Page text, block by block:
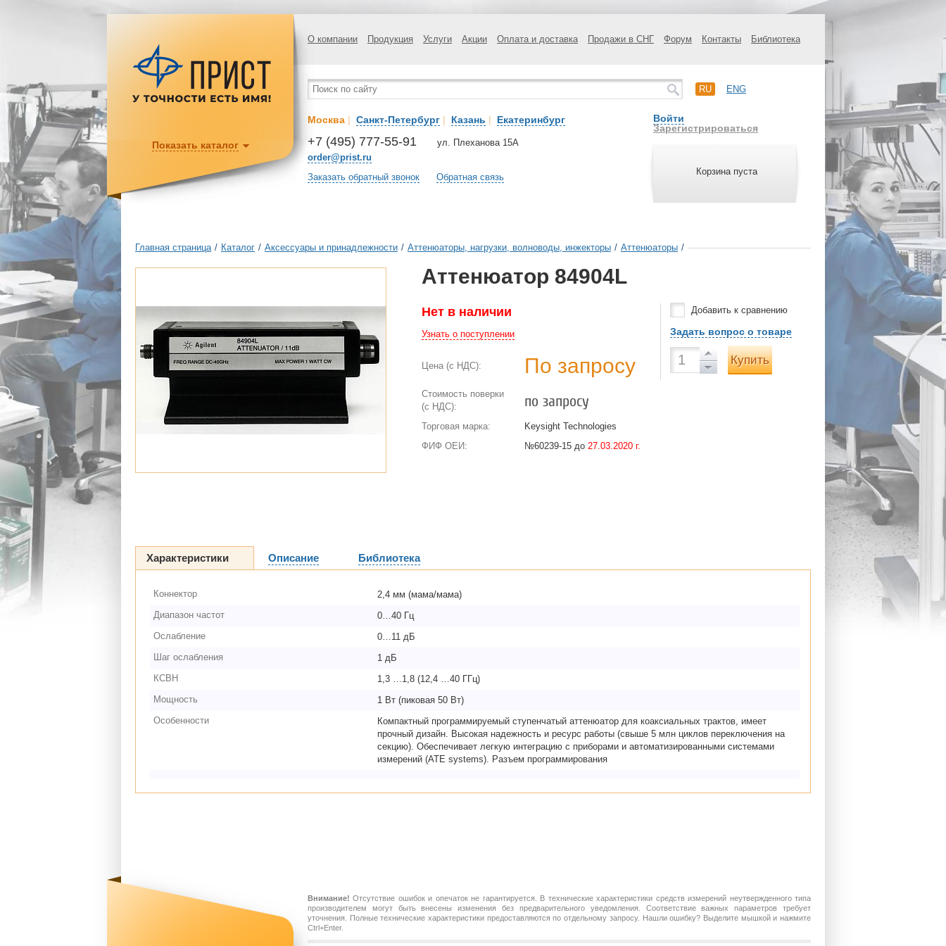
О компании Продукция Услуги Акции Оплата и доставка Продажи в СНГ Форум Контакты Библиотека
RU ENG
Москва | Санкт-Петербург | Казань | Екатеринбург
+7 (495) 777-55-91
order@prist.ru
ул. Плеханова 15А
Заказать обратный звонок Обратная связь
Войти
Зарегистрироваться
Корзина пуста
Показать каталог
Главная страница / Каталог / Аксессуары и принадлежности / Аттенюаторы, нагрузки, волноводы, инжекторы / Аттенюаторы /
Аттенюатор 84904L
Нет в наличии
Узнать о поступлении
Цена (с НДС): По запросу
Стоимость поверки
(с НДС):
по запросу
Торговая марка:
Keysight Technologies
ФИФ ОЕИ:
№60239-15 до 27.03.2020 г.
Добавить к сравнению
Задать вопрос о товаре
Купить
Характеристики Описание Библиотека
Коннектор
2,4 мм (мама/мама)
Диапазон частот
0…40 Гц
Ослабление
0…11 дБ
Шаг ослабления
1 дБ
КСВН
1,3 …1,8 (12,4 …40 ГГц)
Мощность
1 Вт (пиковая 50 Вт)
Особенности
Компактный программируемый ступенчатый аттенюатор для коаксиальных трактов, имеет
прочный дизайн. Высокая надежность и ресурс работы (свыше 5 млн циклов переключения на
секцию). Обеспечивает легкую интеграцию с приборами и автоматизированными системами
измерений (ATE systems). Разъем программирования
Внимание! Отсутствие ошибок и опечаток не гарантируется. В технические характеристики средств измерений неутвержденного типа
производителем могут быть внесены изменения без предварительного уведомления. Соответствие важных параметров требует
уточнения. Полные технические характеристики предоставляются по отдельному запросу. Нашли ошибку? Выделите мышкой и нажмите
Ctrl+Enter.